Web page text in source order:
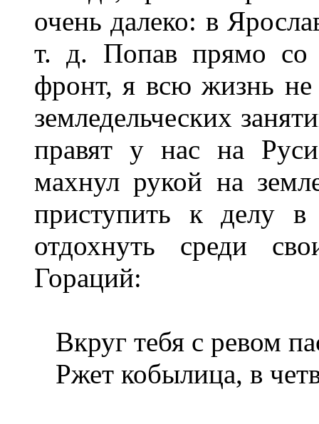
очень далеко: в
т. д. Попав прямо со
фронт, я всю жизнь не
земледельческих
правят у нас на
махнул рукой на
приступить к делу
отдохнуть среди
Гораций:
Вкруг тебя с ревом
Ржет кобылица, в